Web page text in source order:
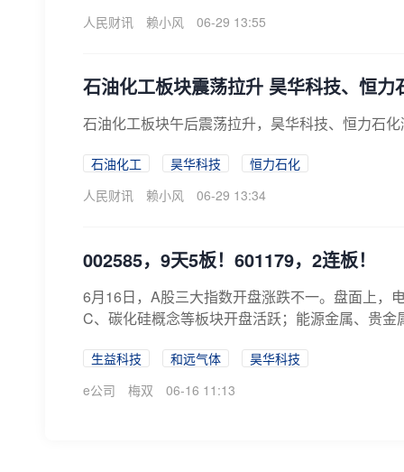
人民财讯
赖小风 06-29 13:55
石油化工板块震荡拉升 昊华科技、恒力
石油化工板块午后震荡拉升，昊华科技、恒力石
石油化工 昊华科技
恒力石化
人民财讯
赖小风 06-29 13:34
002585，9天5板！601179，2连板！
6月16日，A股三大指数开盘涨跌不一。盘面上，
C、碳化硅概念等板块开盘活跃；能源金属、贵
生益科技 和远气体
昊华科技
e公司
梅双 06-16 11:13